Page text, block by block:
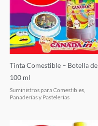
Tinta Comestible – Botella de
100 ml
Suministros para Comestibles,
Panaderías y Pastelerías